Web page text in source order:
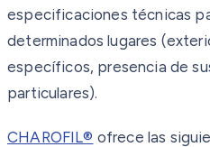
especificaciones técnicas
determinados lugares
específicos, presencia de
particulares).
CHAROFIL® ofrece las